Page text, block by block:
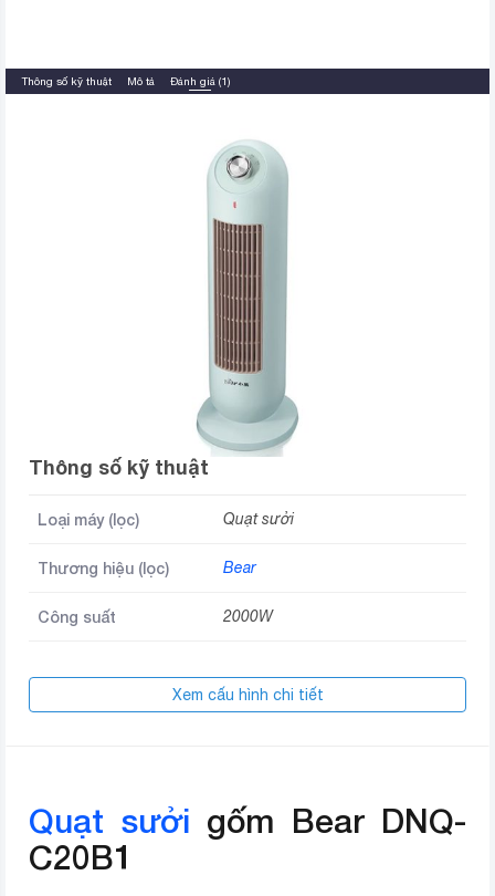
Thông số kỹ thuật Mô tả Đánh giá (1)
Thông số kỹ thuật
Loại máy (lọc) Quạt sưởi
Thương hiệu (lọc) Bear
Công suất 2000W
Xem cấu hình chi tiết
Quạt sưởi gốm Bear DNQ-
C20B1